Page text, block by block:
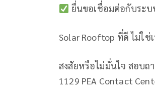
ยื่นขอเชื่อมต่อกับระบ
Solar Rooftop ที่ดี ไม่ใ
สงสัยหรือไม่มั่นใจ สอบถ
1129 PEA Contact